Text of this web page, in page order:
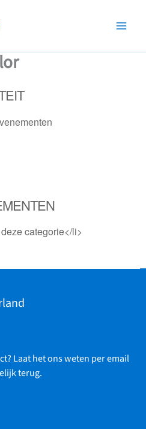
categorie</li>
Laat het ons weten per email
terug.